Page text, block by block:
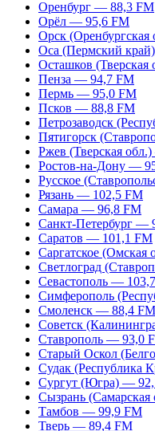
Оренбург — 88,3 FM
Орёл — 95,6 FM
Орск
Оса (Пермский
Осташков
Пенза — 94,7 FM
Пермь — 95,0 FM
Псков — 88,8 FM
Петрозаводск
Пятигорск
Ржев (Тверская
Ростов-на-Дону —
Русское
Рязань — 102,5 FM
Самара — 96,8 FM
Санкт-Петербург —
Саратов — 101,1 FM
Саргатское
Светлоград
Севастополь —
Симферополь
Смоленск — 88,4 FM
Советск
Ставрополь — 93,0
Старый Оскол
Судак (Республика
Сургут (Югра) —
Сызрань
Тамбов — 99,9 FM
Тверь — 89,4 FM